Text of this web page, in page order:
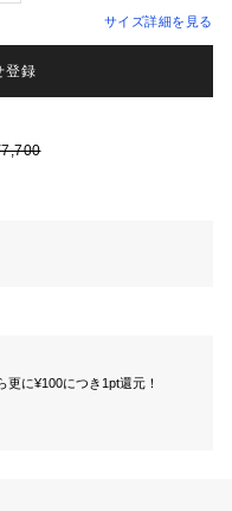
サイズ詳細を見る
登録
に¥100につき1pt還元！